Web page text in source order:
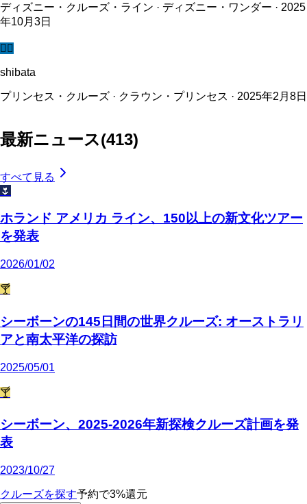
ディズニー・クルーズ・ライン · ディズニー・ワンダー · 2025
年10月3日
🧜‍♀️
shibata
プリンセス・クルーズ · クラウン・プリンセス · 2025年2月8日
最新ニュース(413)
すべて見る
🌷
ホランド アメリカ ライン、150以上の新文化ツアー
を発表
2026/01/02
🍸
シーボーンの145日間の世界クルーズ: オーストラリ
アと南太平洋の探訪
2025/05/01
🍸
シーボーン、2025-2026年新探検クルーズ計画を発
表
2023/10/27
クルーズを探す予約で3%還元